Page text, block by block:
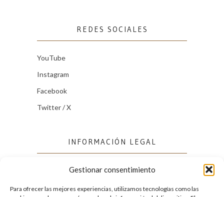
Gestionar consentimiento
Para ofrecer las mejores experiencias, utilizamos tecnologías como las
REDES SOCIALES
YouTube
Instagram
Facebook
Twitter / X
INFORMACIÓN LEGAL
Política de cookies (UE)
Política de privacidad